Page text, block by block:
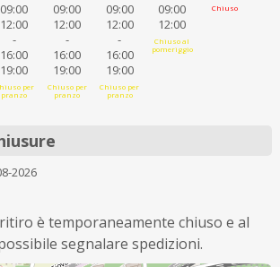
09:00
12:00
-
16:00
19:00
per
pranzo
09:00
12:00
-
16:00
19:00
Chiuso per
pranzo
09:00
12:00
-
16:00
19:00
Chiuso per
pranzo
09:00
12:00
Chiuso al
pomeriggio
Chiuso
2026
è temporaneamente chiuso e al
segnalare spedizioni.